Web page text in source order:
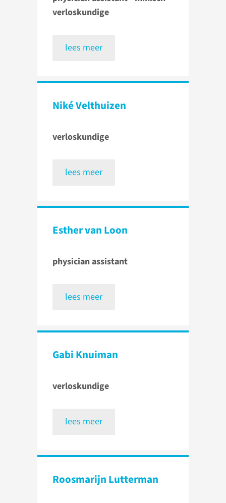
verloskundige
lees meer
Niké Velthuizen
verloskundige
lees meer
Esther van Loon
physician assistant
lees meer
Gabi Knuiman
verloskundige
lees meer
Roosmarijn Lutterman